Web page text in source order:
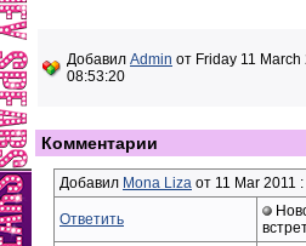
Добавил Admin от Friday 11 March
08:53:20
Комментарии
Добавил Mona Liza от 11 Mar 2011
Ответить